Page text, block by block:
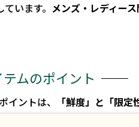
います。 メンズ・レディー
ムのポイント
イントは、 「鮮度」と「限定